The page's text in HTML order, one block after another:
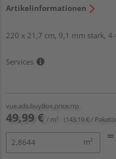
Artikelinformationen
220 x 21,7 cm, 9,1 mm stark,
Services
vue.ads.buyBox.price.rrp
49,99 € / m² (143,19 € /
m²